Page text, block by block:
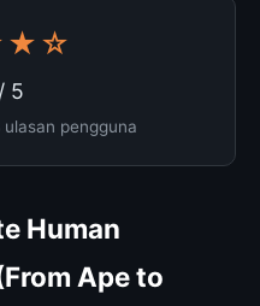
/ 5
ulasan pengguna
Human
Ape to